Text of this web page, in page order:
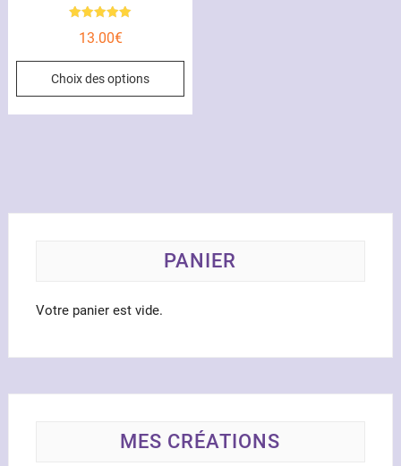
5.00
13.00€
Choix des options
Ce
peuvent
choisies
PANIER
Votre panier est vide.
MES CRÉATIONS